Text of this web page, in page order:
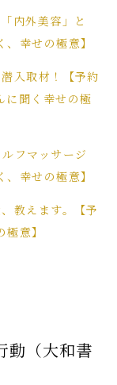
内外美容」と
幸せの極意】
入取材！【予約
に聞く幸せの極
フマッサージ
幸せの極意】
教えます。【予
意】
動（大和書